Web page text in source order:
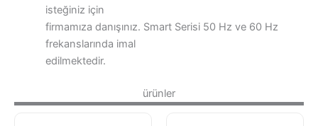
isteğiniz için
firmamıza danışınız. Smart Serisi 50 Hz ve 60 Hz
frekanslarında imal
edilmektedir.
ürünler